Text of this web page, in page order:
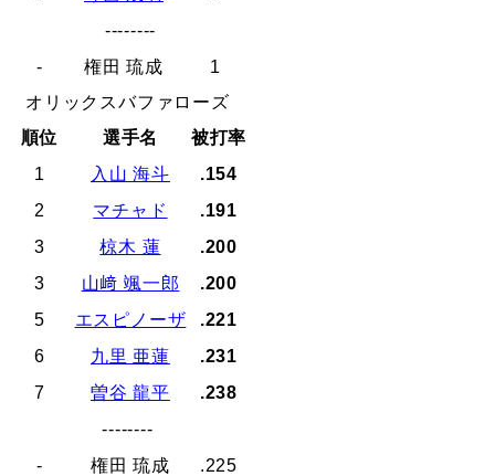
--------
-
権田 琉成
1
オリックスバファローズ
順位
選手名
被打率
1
入山 海斗
.154
2
マチャド
.191
3
椋木 蓮
.200
3
山﨑 颯一郎
.200
5
エスピノーザ
.221
6
九里 亜蓮
.231
7
曽谷 龍平
.238
--------
-
権田 琉成
.225